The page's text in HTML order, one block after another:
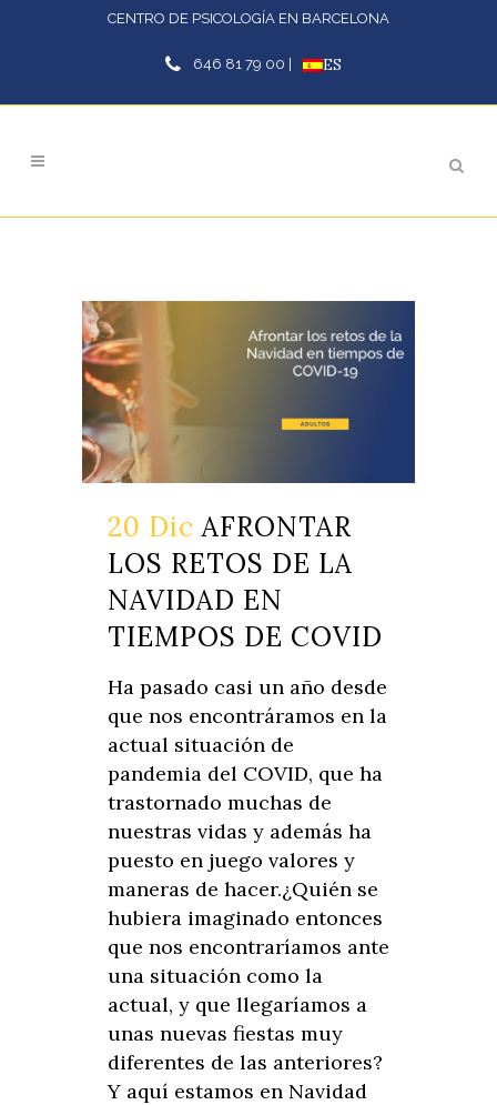
CENTRO DE PSICOLOGÍA EN BARCELONA
646 81 79 00 | ES
20 Dic AFRONTAR
LOS RETOS DE LA
NAVIDAD EN
TIEMPOS DE COVID
Ha pasado casi un año desde
que nos encontráramos en la
actual situación de
pandemia del COVID, que ha
trastornado muchas de
nuestras vidas y además ha
puesto en juego valores y
maneras de hacer.¿Quién se
hubiera imaginado entonces
que nos encontraríamos ante
una situación como la
actual, y que llegaríamos a
unas nuevas fiestas muy
diferentes de las anteriores?
Y aquí estamos en Navidad